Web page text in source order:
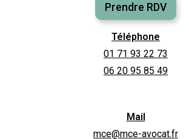
Prendre RDV
Téléphone
01 71 93 22 73
06 20 95 85 49
Mail
mce@mce-avocat.fr